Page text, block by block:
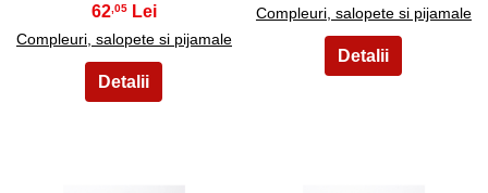
62,05
Compleuri, salopete si pijamale
Compleuri, salopete si pijamale